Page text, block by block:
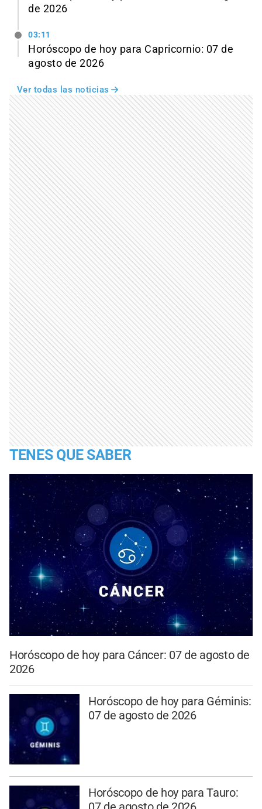
de 2026
03:11
Horóscopo de hoy para Capricornio: 07 de
agosto de 2026
Ver todas las noticias
TENES QUE SABER
Horóscopo de hoy para Cáncer: 07 de agosto de
2026
Horóscopo de hoy para Géminis:
07 de agosto de 2026
Horóscopo de hoy para Tauro: